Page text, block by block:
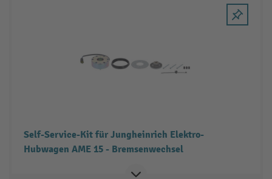
Self-Service-Kit für Jungheinrich Elektro-
Hubwagen AME 15 - Bremsenwechsel